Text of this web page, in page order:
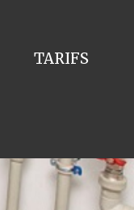
TARIFS